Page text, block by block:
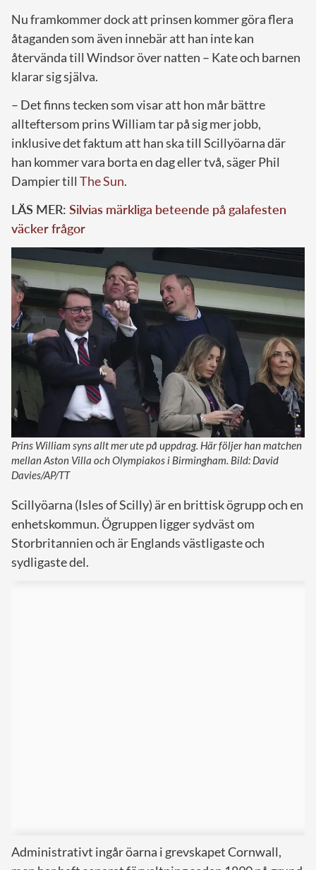
Nu framkommer dock att prinsen kommer göra flera
åtaganden som även innebär att han inte kan
återvända till Windsor över natten – Kate och barnen
klarar sig själva.
– Det finns tecken som visar att hon mår bättre
allteftersom prins William tar på sig mer jobb,
inklusive det faktum att han ska till Scillyöarna där
han kommer vara borta en dag eller två, säger Phil
Dampier till The Sun.
LÄS MER: Silvias märkliga beteende på galafesten
väcker frågor
Prins William syns allt mer ute på uppdrag. Här följer han matchen
mellan Aston Villa och Olympiakos i Birmingham. Bild: David
Davies/AP/TT
Scillyöarna (Isles of Scilly) är en brittisk ögrupp och en
enhetskommun. Ögruppen ligger sydväst om
Storbritannien och är Englands västligaste och
sydligaste del.
Administrativt ingår öarna i grevskapet Cornwall,